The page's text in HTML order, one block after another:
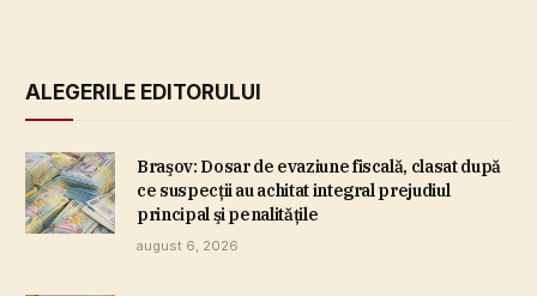
ALEGERILE EDITORULUI
Braşov: Dosar de evaziune fiscală, clasat după
ce suspecţii au achitat integral prejudiul
principal şi penalităţile
august 6, 2026